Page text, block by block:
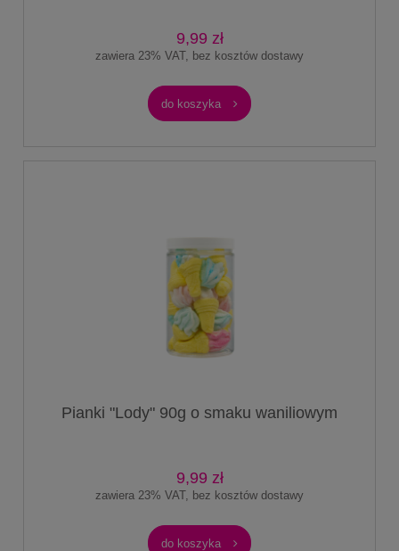
9,99 zł
zawiera 23% VAT, bez kosztów dostawy
do koszyka
Pianki "Lody" 90g o smaku waniliowym
9,99 zł
zawiera 23% VAT, bez kosztów dostawy
do koszyka